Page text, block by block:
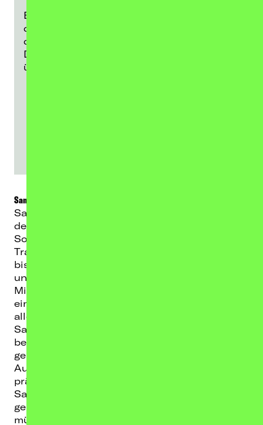
Bitte klicke zum Aktivieren des Inhalts auf
den unten stehenden Link. Wir weisen
darauf hin, dass nach der Aktivierung
Daten an den jeweiligen Anbieter
übermittelt werden.
Sampagne – Live on Tour
Sampagne repräsentiert die neue Generation
des Deutschrap: Er liefert den New Wave
Sound aus Berlin. Durch seine Mischung aus
Trap, Drill Rap und Einflüsse von UK Garage
bis House Music, ist seine Musik vielseitig
und einzigartig.
Mit knapp 500k monatlichen Hörer:innen und
einer gesamt Streamingzahl von über 22 Mio
allein auf die Top 5 Tracks bei Spotify, fängt
Sampagne zwar gerade erst an, zeigt aber
bereits, dass es für ihn nur noch nach oben
geht!
Auch visuell sowie auf seinen Socials
präsentiert er den Vibe der neuen Generation:
Sampagne trägt Designer Mode aber vintage
gekauft und ist Straße, ohne selbst dealen zu
müssen. Andere Newcomer wie Ski Aggu, Skrt